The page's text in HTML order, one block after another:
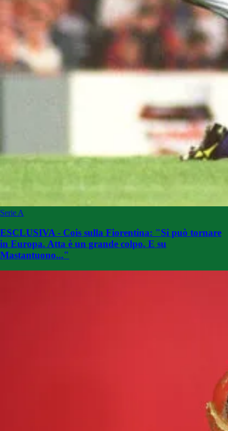
Serie A
ESCLUSIVA - Cois sulla Fiorentina: "Si può tornare
in Europa. Atta è un grande colpo. E su
Mastantuono..."